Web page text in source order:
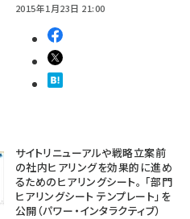
2015年1月23日 21:00
サイトリニューアルや戦略立案前
の社内ヒアリングを効果的に進め
るためのヒアリングシート。 「部門
ヒアリングシート テンプレート」を
公開（パワー・インタラクティブ）